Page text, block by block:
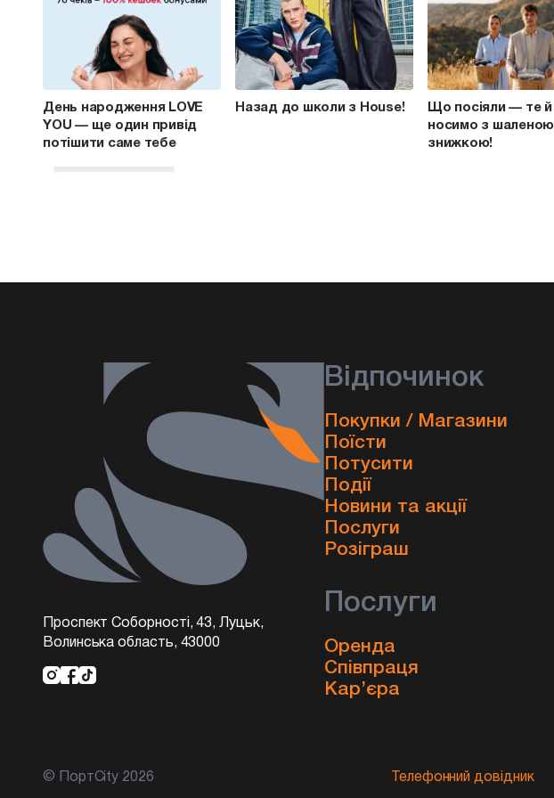
День народження LOVE
YOU — ще один привід
потішити саме тебе
Назад до школи з House!
Що посіяли — те й
носимо з шаленою
знижкою!
Проспект Соборності, 43, Луцьк,
Волинська область, 43000
Відпочинок
Покупки / Магазини
Поїсти
Потусити
Події
Новини та акції
Послуги
Розіграш
Послуги
Оренда
Співпраця
Кар’єра
© ПортCity 2026 Телефонний довідник